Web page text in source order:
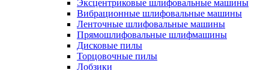
Эксцентриковые шлифовальные машины
Вибрационные шлифовальные машины
Ленточные шлифовальные машины
Прямошлифовальные шлифмашины
Дисковые пилы
Торцовочные пилы
Лобзики